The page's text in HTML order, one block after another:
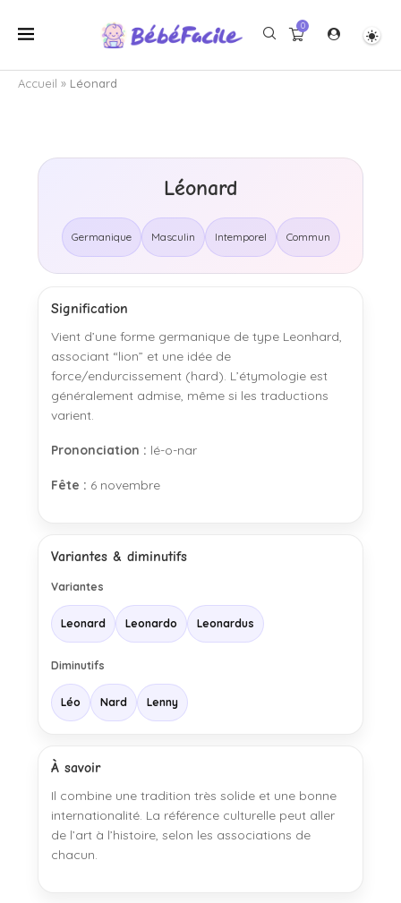
0
Accueil » Léonard
Léonard
Germanique Masculin Intemporel Commun
Signification
Vient d’une forme germanique de type Leonhard,
associant “lion” et une idée de
force/endurcissement (hard). L’étymologie est
généralement admise, même si les traductions
varient.
Prononciation : lé-o-nar
Fête : 6 novembre
Variantes & diminutifs
Variantes
Leonard Leonardo Leonardus
Diminutifs
Léo Nard Lenny
À savoir
Il combine une tradition très solide et une bonne
internationalité. La référence culturelle peut aller
de l’art à l’histoire, selon les associations de
chacun.